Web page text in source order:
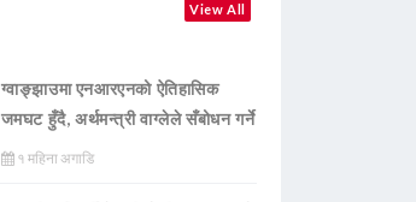
View All
ग्वाङ्झाउमा एनआरएनको ऐतिहासिक
जमघट हुँदै, अर्थमन्त्री वाग्लेले सँबोधन गर्ने
१ महिना अगाडि